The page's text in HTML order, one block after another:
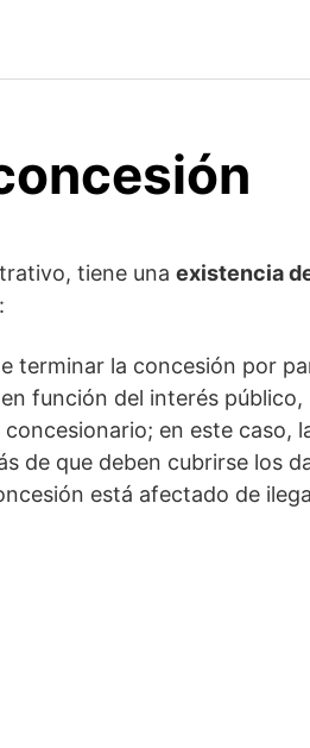
tiene una existencia
terminar la concesión por
función del interés público,
en este caso,
de que deben cubrirse los
está afectado de